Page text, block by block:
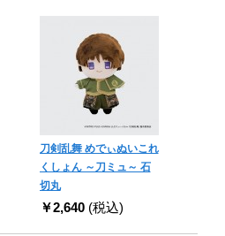
刀剣乱舞 めでぃぬいこれ
くしょん ～刀ミュ～ 石
切丸
￥2,640 (税込)